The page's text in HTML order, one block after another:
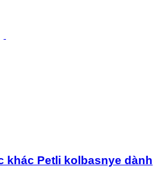
khác Petli kolbasnye dành